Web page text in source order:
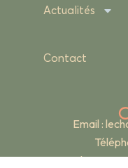
Actualités
Contact
Email :
Adresse :